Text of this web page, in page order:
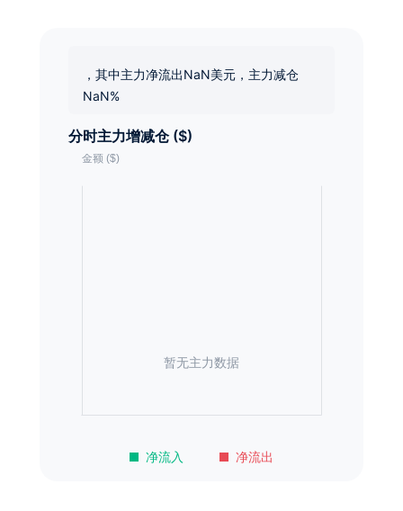
，其中主力净流出NaN美元，主力减仓
NaN%
分时主力增减仓 ($)
净流入 净流出
暂无主力数据